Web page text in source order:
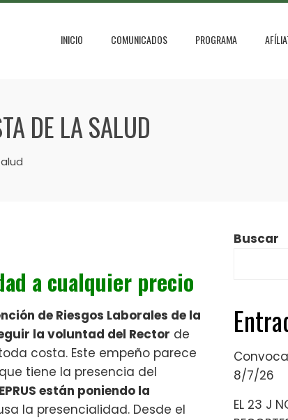
INICIO COMUNICADOS PROGRAMA
DE LA SALUD
a cualquier precio
de Riesgos Laborales de la
la voluntad del Rector de
costa. Este empeño parece
tiene la presencia del
están poniendo la
la presencialidad. Desde el
Buscar
8/7/26
EL 23 J